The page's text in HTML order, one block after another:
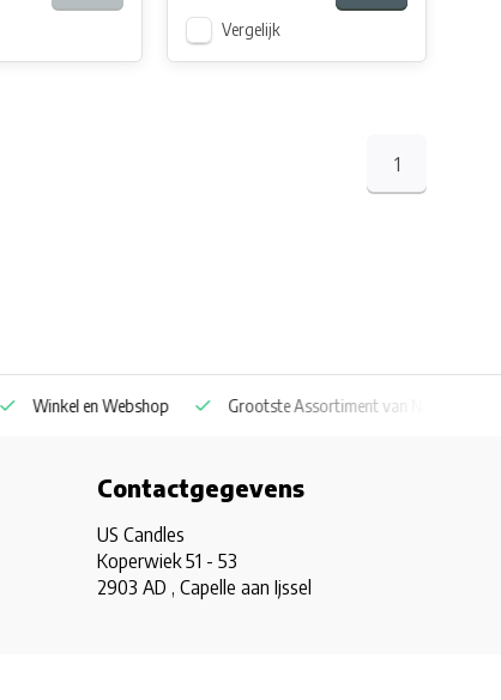
Vergelijk
1
Winkel en Webshop Grootste Assortiment van Nederland &
Contactgegevens
US Candles
Koperwiek 51 - 53
2903 AD , Capelle aan Ijssel